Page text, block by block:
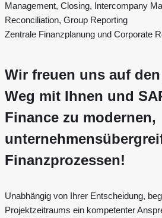
Management, Closing, Intercompany
Reconciliation, Group Reporting
Zentrale Finanzplanung und Corporate
Wir freuen uns auf
Weg mit Ihnen und
Finance zu modernen,
Finanzprozessen!
Unabhängig von Ihrer Entscheidung,
Projektzeitraums ein kompetenter